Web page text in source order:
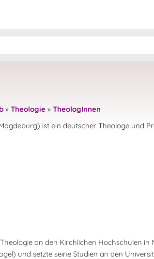
» Theologie » TheologInnen
ist ein deutscher Theologe und
an den Kirchlichen Hochschulen
und setzte seine Studien an den